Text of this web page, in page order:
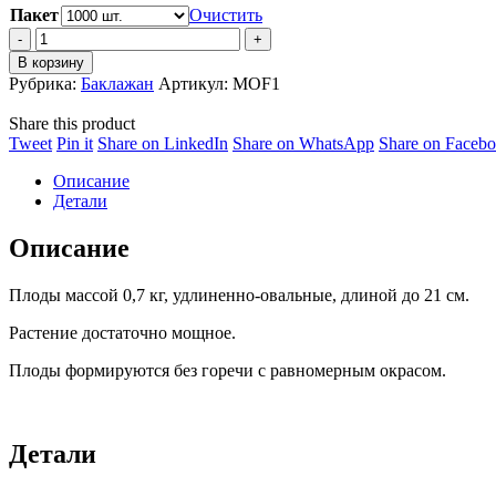
Пакет
Очистить
Баклажан
Модар
F1
quantity
В корзину
Рубрика: Баклажан Артикул: MOF1
Share this product
TweetShare
Twitter
Pin itShare
Pinterest
Share on LinkedIn Share
Share on WhatsAppShare
Share on
Описание
Детали
Описание
Плоды массой 0,7 кг, удлиненно-овальные, длиной до 21 см.
Растение достаточно мощное.
Плоды формируются без горечи с равномерным окрасом.
Детали